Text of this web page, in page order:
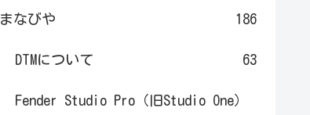
まなびや 186
DTMについて 63
Fender Studio Pro（旧Studio One）